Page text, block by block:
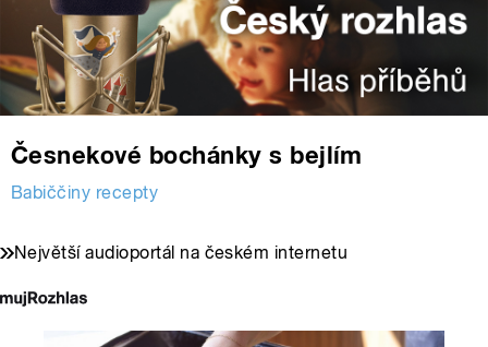
Česnekové bochánky s bejlím
Babiččiny recepty
Největší audioportál na českém internetu